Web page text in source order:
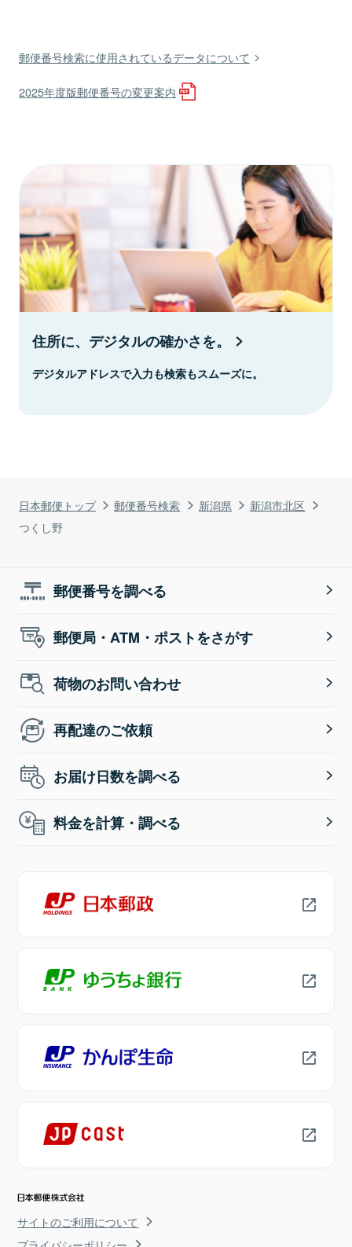
日本郵便トップ 郵便番号検索 新潟県
新潟市北区
つくし野
郵便番号検索に使用されているデータについて
2025年度版郵便番号の変更案内
住所に、デジタルの確かさを。
デジタルアドレスで入力も検索もスムーズに。
郵便番号を調べる
郵便局・ATM・ポストをさがす
荷物のお問い合わせ
再配達のご依頼
お届け日数を調べる
料金を計算・調べる
サイトのご利用について